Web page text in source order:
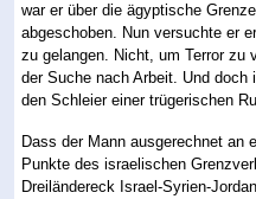
war er über die ägyptische
abgeschoben. Nun versuchte er
zu gelangen. Nicht, um Terror zu
der Suche nach Arbeit. Und
den Schleier einer trügerischen
Dass der Mann ausgerechnet an
Punkte des israelischen
Dreiländereck Israel-Syrien-